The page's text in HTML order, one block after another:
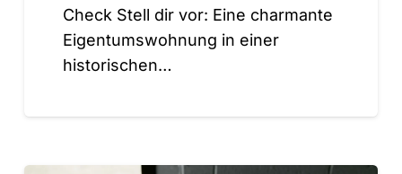
Check Stell dir vor: Eine charmante
Eigentumswohnung in einer
historischen…